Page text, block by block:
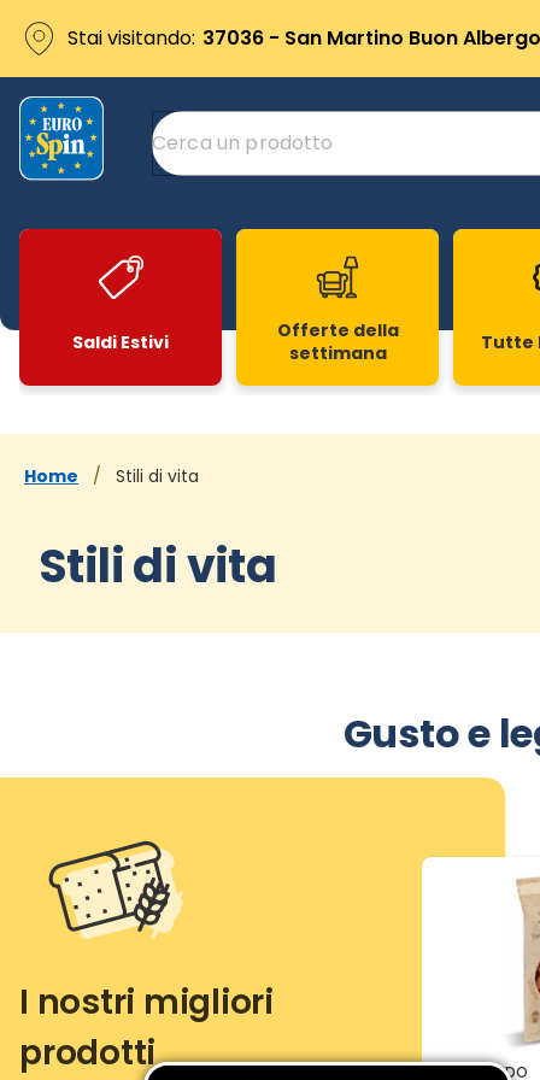
Stai visitando: 37036 - San Martino Buon
Saldi Estivi
Offerte della
settimana
Tutte
Home / Stili di vita
Stili di vita
Gusto e
I nostri migliori
prodotti
DOLCIANDO